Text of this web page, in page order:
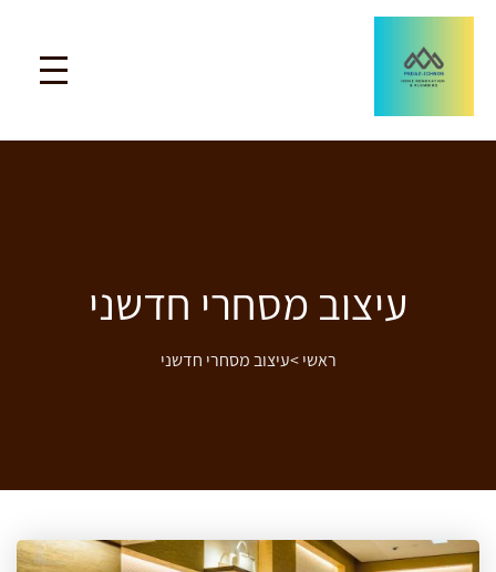
עיצוב מסחרי חדשני
ראשי>עיצוב מסחרי חדשני